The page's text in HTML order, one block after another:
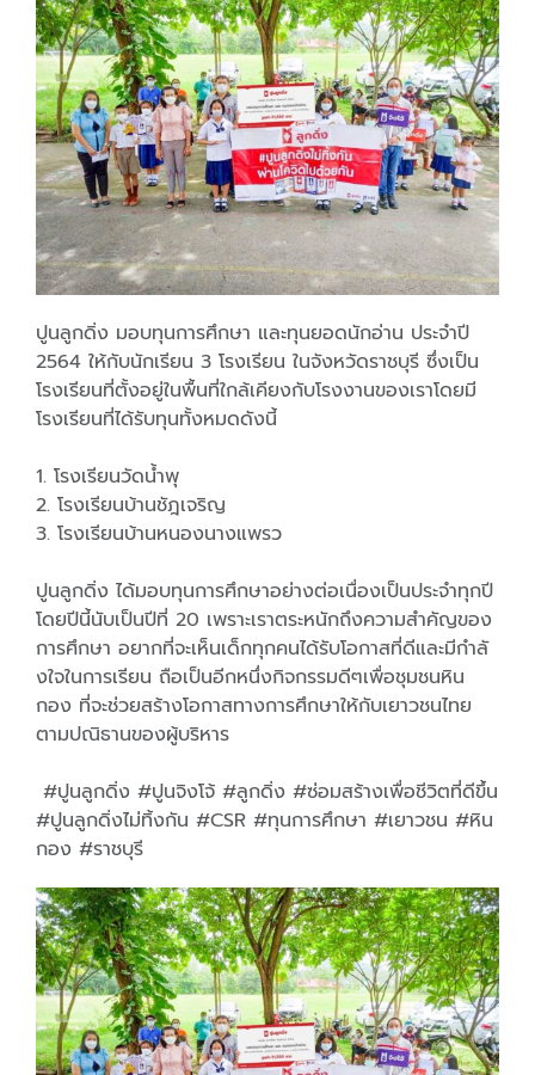
ปูนลูกดิ่ง มอบทุนการศึกษา และทุนยอดนักอ่าน ประจำปี
2564 ให้กับนักเรียน 3 โรงเรียน ในจังหวัดราชบุรี ซึ่งเป็น
โรงเรียนที่ตั้งอยู่ในพื้นที่ใกล้เคียงกับโรงงานของเราโดยมี
โรงเรียนที่ได้รับทุนทั้งหมดดังนี้
1. โรงเรียนวัดน้ำพุ
2. โรงเรียนบ้านชัฎเจริญ
3. โรงเรียนบ้านหนองนางแพรว
ปูนลูกดิ่ง ได้มอบทุนการศึกษาอย่างต่อเนื่องเป็นประจำทุกปี
โดยปีนี้นับเป็นปีที่ 20 เพราะเราตระหนักถึงความสำคัญของ
การศึกษา อยากที่จะเห็นเด็กทุกคนได้รับโอกาสที่ดีและมีกำลั
งใจในการเรียน ถือเป็นอีกหนึ่งกิจกรรมดีๆเพื่อชุมชนหิน
กอง ที่จะช่วยสร้างโอกาสทางการศึกษาให้กับเยาวชนไทย
ตามปณิธานของผู้บริหาร
#ปูนลูกดิ่ง #ปูนจิงโจ้ #ลูกดิ่ง #ซ่อมสร้างเพื่อชีวิตที่ดีขึ้น
#ปูนลูกดิ่งไม่ทิ้งกัน #CSR #ทุนการศึกษา #เยาวชน #หิน
กอง #ราชบุรี